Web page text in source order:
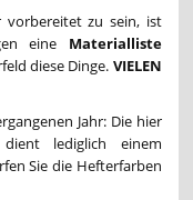
vorbereitet zu sein, ist
eine Materialliste
diese Dinge. VIELEN
Jahr: Die hier
lediglich einem
Sie die Hefterfarben